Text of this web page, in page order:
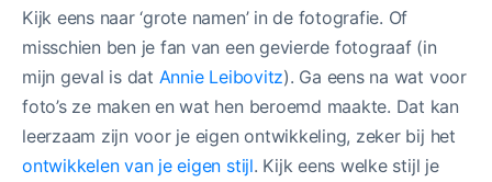
Kijk eens naar ‘grote namen’ in de fotografie. Of
misschien ben je fan van een gevierde fotograaf (in
mijn geval is dat Annie Leibovitz). Ga eens na wat voor
foto’s ze maken en wat hen beroemd maakte. Dat kan
leerzaam zijn voor je eigen ontwikkeling, zeker bij het
ontwikkelen van je eigen stijl. Kijk eens welke stijl je